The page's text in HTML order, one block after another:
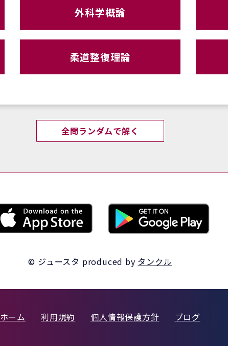
外科学概論
柔道整復理論
全問ランダムで解く
© ジュースタ produced by タンクル
ホーム 利用規約 個人情報保護方針 ブログ